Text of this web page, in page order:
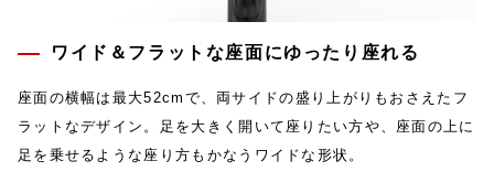
ワイド＆フラットな座面にゆったり座れる
座面の横幅は最大52cmで、両サイドの盛り上がりもおさえたフ
ラットなデザイン。足を大きく開いて座りたい方や、座面の上に
足を乗せるような座り方もかなうワイドな形状。